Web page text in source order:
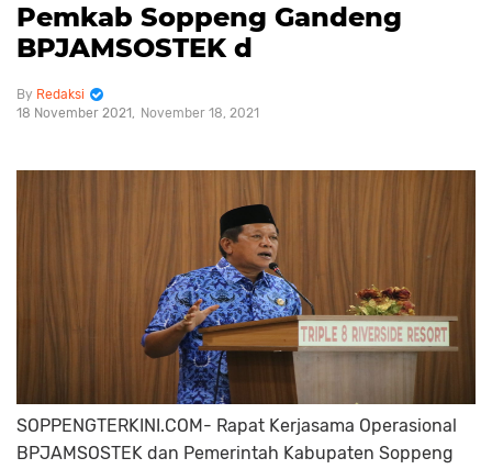
Pemkab Soppeng Gandeng
BPJAMSOSTEK d
Redaksi
18 November 2021
November 18, 2021
SOPPENGTERKINI.COM- Rapat Kerjasama Operasional
BPJAMSOSTEK dan Pemerintah Kabupaten Soppeng